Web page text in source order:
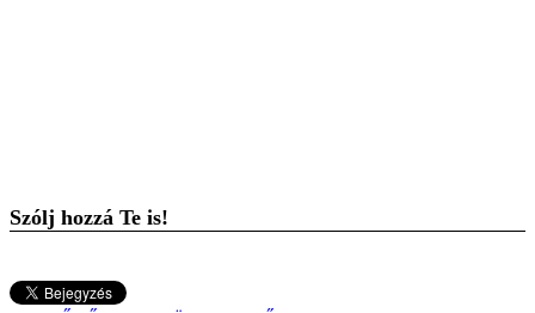
Szólj hozzá Te is!